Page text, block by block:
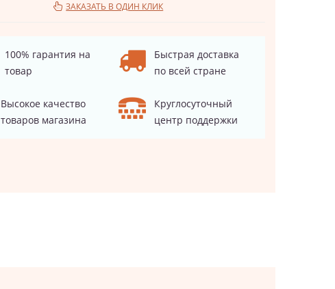
ЗАКАЗАТЬ В ОДИН КЛИК
100% гарантия на
товар
Быстрая доставка
по всей стране
Высокое качество
товаров магазина
Круглосуточный
центр поддержки